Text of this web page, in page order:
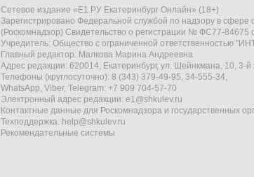
Сетевое издание «Е1.РУ Екатеринбург Онлайн» (18+)
Зарегистрировано Федеральной службой по надзору в
(Роскомнадзор) Свидетельство о регистрации № ФС77-84675
Учредитель: Общество с ограниченной ответственностью
Главный редактор: Малкова Марина Андреевна
Адрес редакции: 620014, Екатеринбург, ул. Шейнкмана, 10, 3-й
Телефоны (круглосуточно): 8 (343) 379-49-95, 34-555-34,
WhatsApp, Viber, Telegram: +7 909 704-57-70
Электронный адрес редакции: e1@shkulev.ru
Контактные данные для Роскомнадзора и государственных
Техподдержка: help@shkulev.ru
Рекомендательные системы